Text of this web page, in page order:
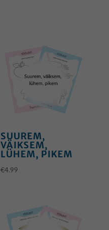
SUUREM,
VÄIKSEM,
LÜHEM, PIKEM
€4.99